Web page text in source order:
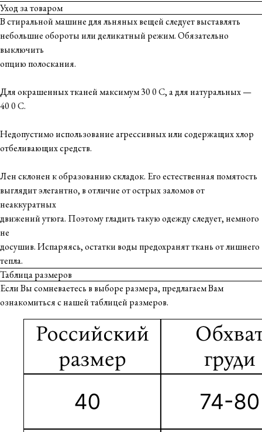
Уход за товаром
В стиральной машине для льняных вещей следует выставлять
небольшие обороты или деликатный режим. Обязательно
выключить
опцию полоскания.
Для окрашенных тканей максимум 30 0 С, а для натуральных —
40 0 С.
Недопустимо использование агрессивных или содержащих хлор
отбеливающих средств.
Лен склонен к образованию складок. Его естественная помятость
выглядит элегантно, в отличие от острых заломов от
неаккуратных
движений утюга. Поэтому гладить такую одежду следует, немного
не
досушив. Испаряясь, остатки воды предохранят ткань от лишнего
тепла.
Таблица размеров
Если Вы сомневаетесь в выборе размера, предлагаем Вам
ознакомиться с нашей таблицей размеров.